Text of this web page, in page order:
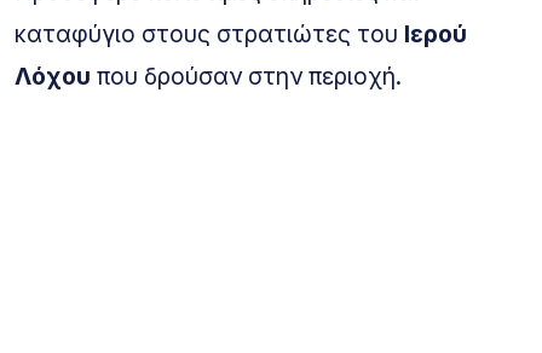
καταφύγιο στους στρατιώτες του Ιερού
Λόχου που δρούσαν στην περιοχή.